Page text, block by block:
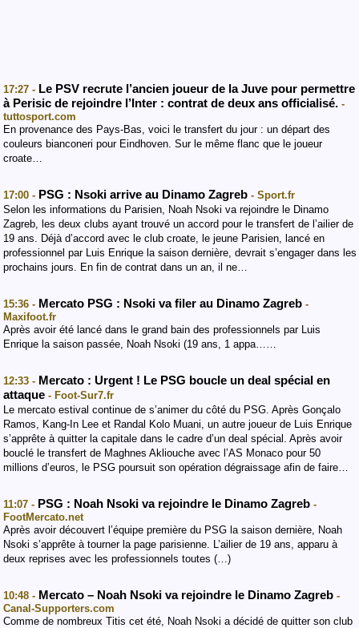
17:27 - Le PSV recrute l’ancien joueur de la Juve pour permettre
à Perisic de rejoindre l’Inter : contrat de deux ans officialisé. -
tuttosport.com
En provenance des Pays-Bas, voici le transfert du jour : un départ des
couleurs bianconeri pour Eindhoven. Sur le même flanc que le joueur
croate…
17:00 - PSG : Nsoki arrive au Dinamo Zagreb - Sport.fr
Selon les informations du Parisien, Noah Nsoki va rejoindre le Dinamo
Zagreb, les deux clubs ayant trouvé un accord pour le transfert de l’ailier de
19 ans. Déjà d’accord avec le club croate, le jeune Parisien, lancé en
professionnel par Luis Enrique la saison dernière, devrait s’engager dans les
prochains jours. En fin de contrat dans un an, il ne…
15:36 - Mercato PSG : Nsoki va filer au Dinamo Zagreb -
Maxifoot.fr
Après avoir été lancé dans le grand bain des professionnels par Luis
Enrique la saison passée, Noah Nsoki (19 ans, 1 appa……
12:33 - Mercato : Urgent ! Le PSG boucle un deal spécial en
attaque - Foot-Sur7.fr
Le mercato estival continue de s’animer du côté du PSG. Après Gonçalo
Ramos, Kang-In Lee et Randal Kolo Muani, un autre joueur de Luis Enrique
s’apprête à quitter la capitale dans le cadre d’un deal spécial. Après avoir
bouclé le transfert de Maghnes Akliouche avec l’AS Monaco pour 50
millions d’euros, le PSG poursuit son opération dégraissage afin de faire…
11:07 - PSG : Noah Nsoki va rejoindre le Dinamo Zagreb -
FootMercato.net
Après avoir découvert l’équipe première du PSG la saison dernière, Noah
Nsoki s’apprête à tourner la page parisienne. L’ailier de 19 ans, apparu à
deux reprises avec les professionnels toutes (…)
10:48 - Mercato – Noah Nsoki va rejoindre le Dinamo Zagreb -
Canal-Supporters.com
Comme de nombreux Titis cet été, Noah Nsoki a décidé de quitter son club